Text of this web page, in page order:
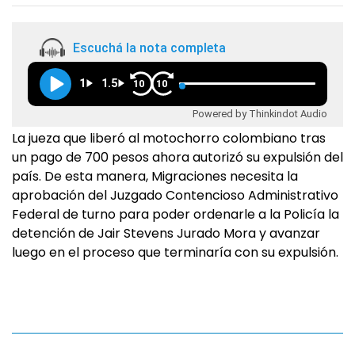
Escuchá la nota completa
1 1.5 10 10
Powered by Thinkindot Audio
La jueza que liberó al motochorro colombiano tras
un pago de 700 pesos ahora autorizó su expulsión del
país. De esta manera, Migraciones necesita la
aprobación del Juzgado Contencioso Administrativo
Federal de turno para poder ordenarle a la Policía la
detención de Jair Stevens Jurado Mora y avanzar
luego en el proceso que terminaría con su expulsión.